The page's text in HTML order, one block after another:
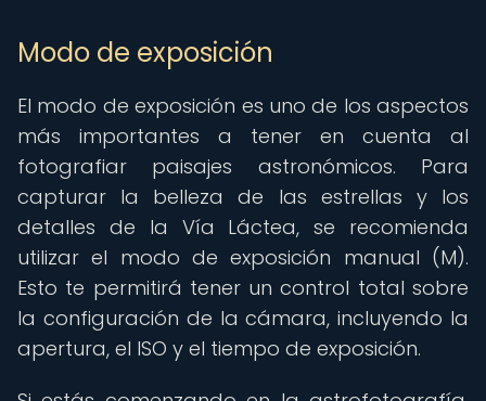
Modo de exposición
El modo de exposición es uno de los aspectos
más importantes a tener en cuenta al
fotografiar paisajes astronómicos. Para
capturar la belleza de las estrellas y los
detalles de la Vía Láctea, se recomienda
utilizar el modo de exposición manual (M).
Esto te permitirá tener un control total sobre
la configuración de la cámara, incluyendo la
apertura, el ISO y el tiempo de exposición.